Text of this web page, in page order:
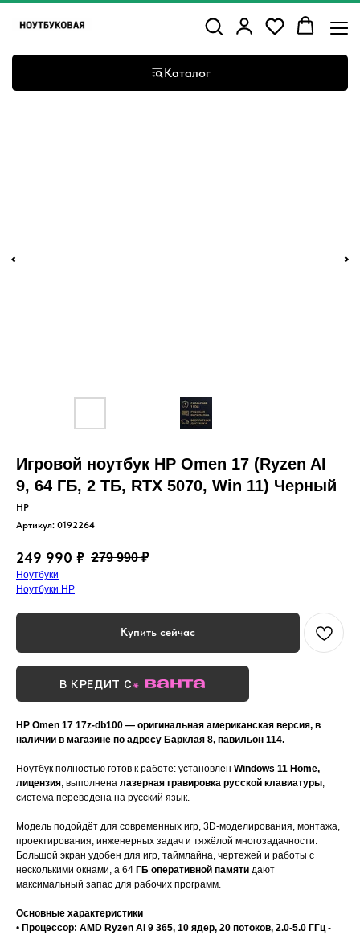
Каталог
Игровой ноутбук HP Omen 17 (Ryzen AI
9, 64 ГБ, 2 ТБ, RTX 5070, Win 11) Черный
HP
Артикул: 0192264
249 990 ₽ 279 990 ₽
Ноутбуки
Ноутбуки HP
Купить сейчас
В КРЕДИТ С
HP Omen 17 17z-db100 — оригинальная американская версия, в
наличии в магазине по адресу Барклая 8, павильон 114.
Ноутбук полностью готов к работе: установлен Windows 11 Home,
лицензия, выполнена лазерная гравировка русской клавиатуры,
система переведена на русский язык.
Модель подойдёт для современных игр, 3D-моделирования, монтажа,
проектирования, инженерных задач и тяжёлой многозадачности.
Большой экран удобен для игр, таймлайна, чертежей и работы с
несколькими окнами, а 64 ГБ оперативной памяти дают
максимальный запас для рабочих программ.
Основные характеристики
• Процессор: AMD Ryzen AI 9 365, 10 ядер, 20 потоков, 2.0-5.0 ГГц-